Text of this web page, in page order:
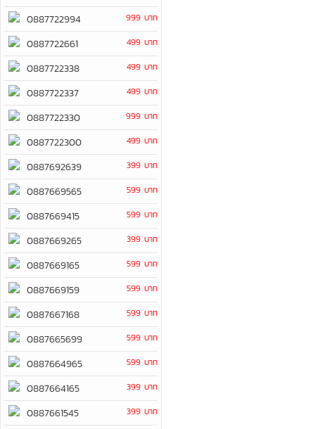
0887722994
999 บาท
0887722661 499 บาท
0887722338 499 บาท
0887722337 499 บาท
0887722330 999 บาท
0887722300 499 บาท
0887692639 399 บาท
0887669565 599 บาท
0887669415 599 บาท
0887669265 399 บาท
0887669165 599 บาท
0887669159 599 บาท
0887667168 599 บาท
0887665699 599 บาท
0887664965 599 บาท
0887664165 399 บาท
0887661545 399 บาท